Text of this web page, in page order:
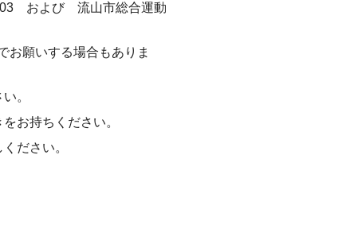
および 流山市総合運動
お願いする場合もありま
。
お持ちください。
ださい。